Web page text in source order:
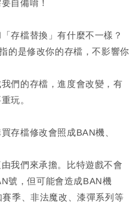
自備唷！
存檔替換」有什麼不一樣？
的是修改你的存檔，不影響你
們的存檔，進度會改變，有
玩。
存檔修改會照成BAN機、
我們來承擔。比特遊戲不會
號，但可能會造成BAN機
季、非法魔改、漆彈系列等